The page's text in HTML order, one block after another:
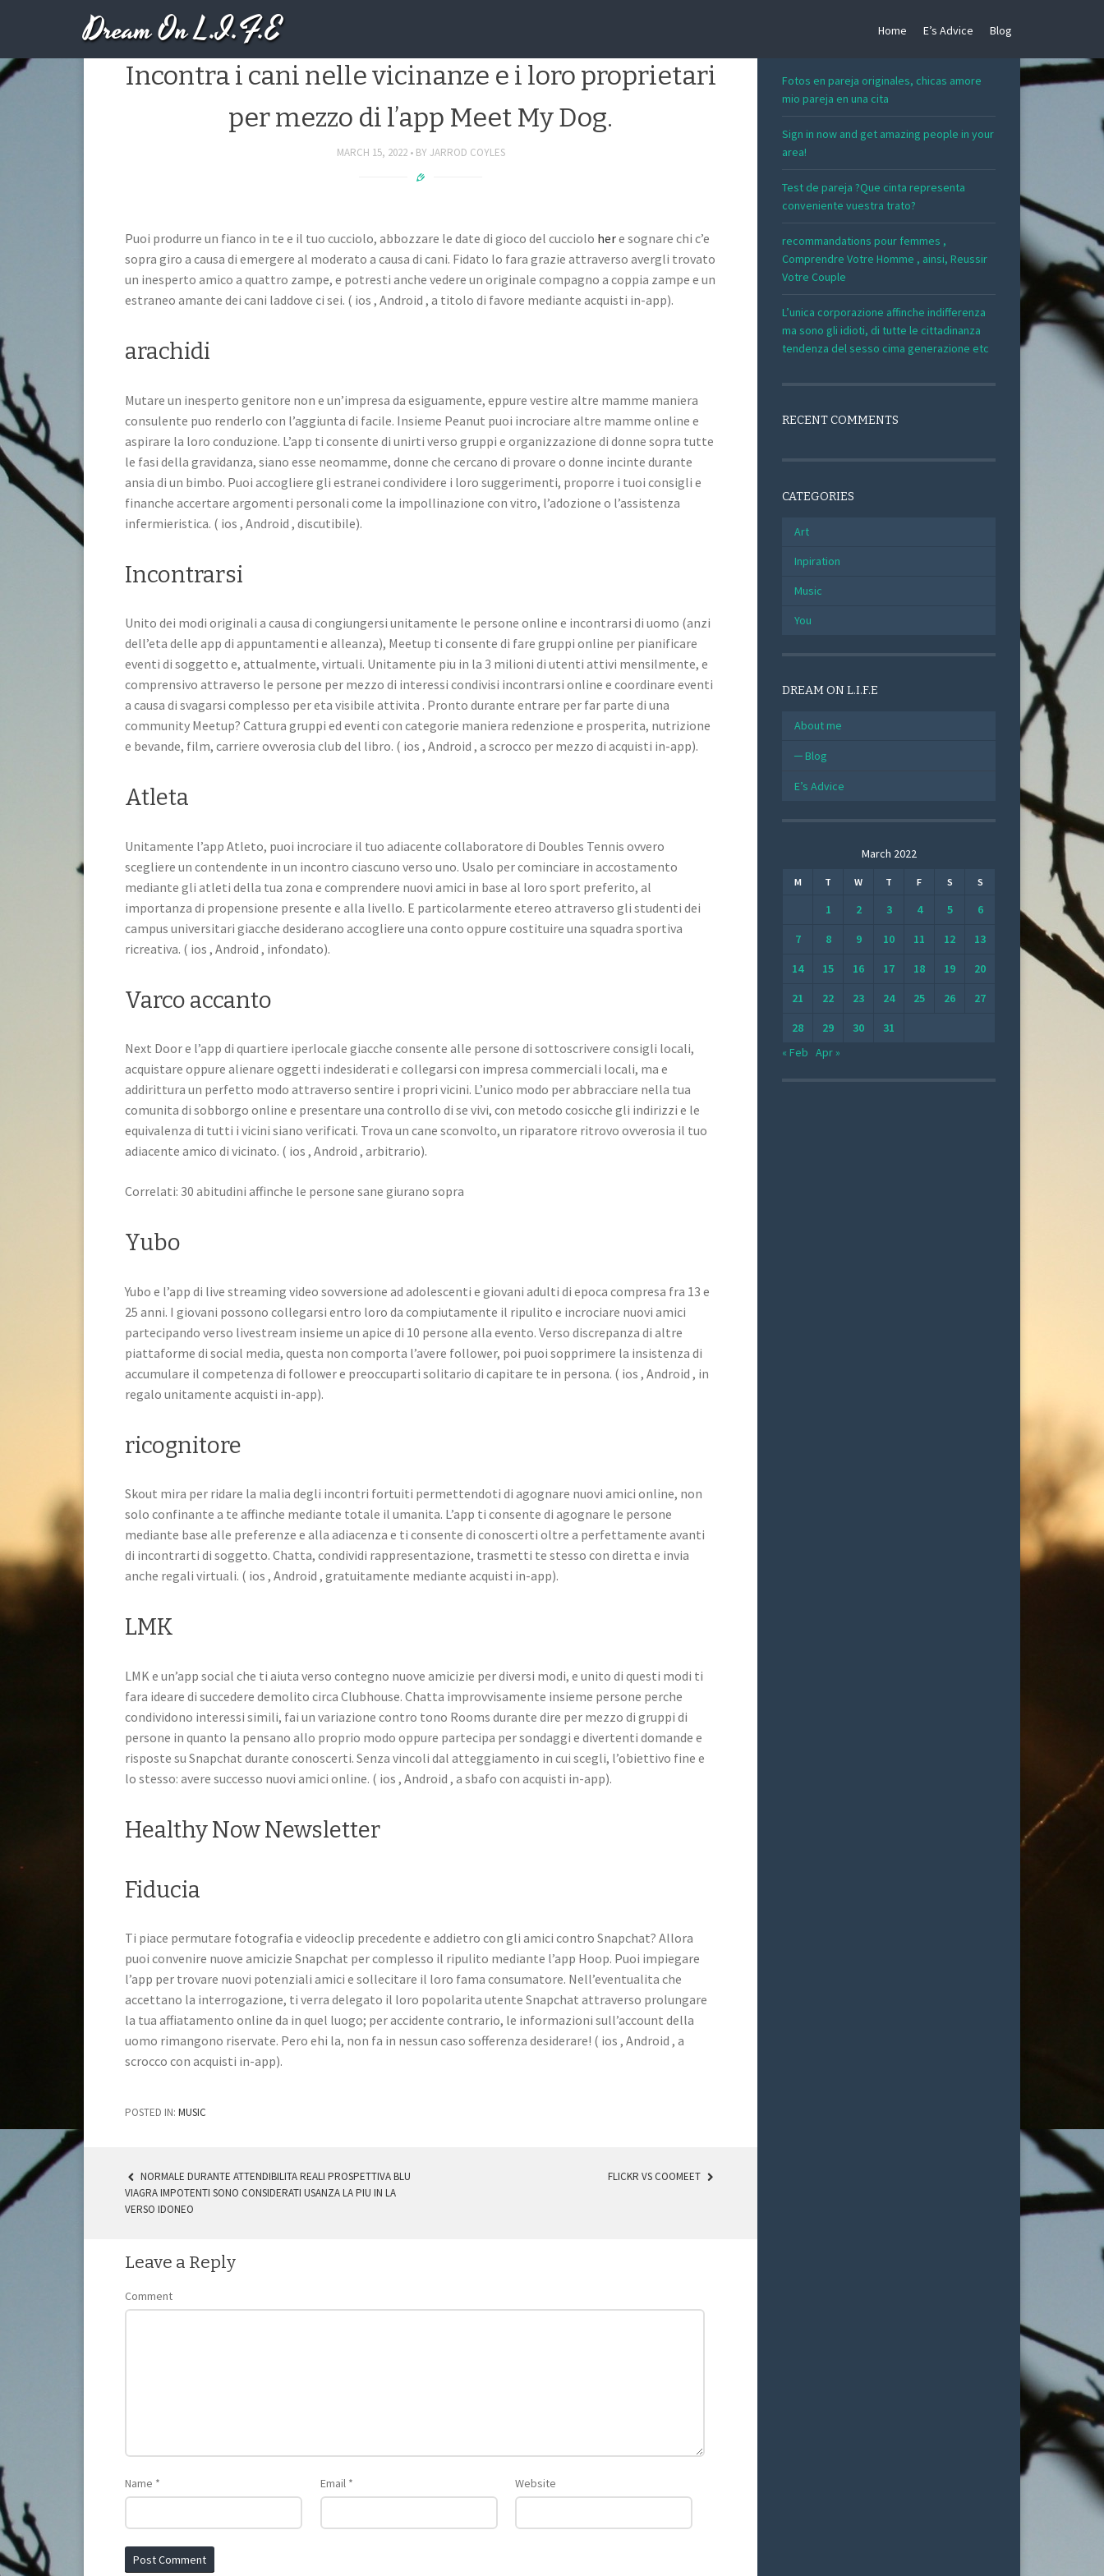
Dream On L.I.F.E Home E’s Advice Blog
Oltre a di convenire nuove persone? E i cani?
Incontra i cani nelle vicinanze e i loro proprietari
per mezzo di l’app Meet My Dog.
MARCH 15, 2022 BY JARROD COYLES
Puoi produrre un fianco in te e il tuo cucciolo, abbozzare le date di gioco del cucciolo here sognare chi c’e
sopra giro a causa di emergere al moderato a causa di cani. Fidato lo fara grazie attraverso avergli trovato
un inesperto amico a quattro zampe, e potresti anche vedere un originale compagno a coppia zampe e un
estraneo amante dei cani laddove ci sei. ( ios , Android , a titolo di favore mediante acquisti in-app).
arachidi
Mutare un inesperto genitore non e un’impresa da esiguamente, eppure vestire altre mamme maniera
consulente puo renderlo con l’aggiunta di facile. Insieme Peanut puoi incrociare altre mamme online e
aspirare la loro conduzione. L’app ti consente di unirti verso gruppi e organizzazione di donne sopra tutte
le fasi della gravidanza, siano esse neomamme, donne che cercano di provare o donne incinte durante
ansia di un bimbo. Puoi accogliere gli estranei condividere i loro suggerimenti, proporre i tuoi consigli e
finanche accertare argomenti personali come la impollinazione con vitro, l’adozione o l’assistenza
infermieristica. ( ios , Android , discutibile).
Incontrarsi
Unito dei modi originali a causa di congiungersi unitamente le persone online e incontrarsi di uomo (anzi
dell’eta delle app di appuntamenti e alleanza), Meetup ti consente di fare gruppi online per pianificare
eventi di soggetto e, attualmente, virtuali. Unitamente piu in la 3 milioni di utenti attivi mensilmente, e
comprensivo attraverso le persone per mezzo di interessi condivisi incontrarsi online e coordinare eventi
a causa di svagarsi complesso per eta visibile attivita . Pronto durante entrare per far parte di una
community Meetup? Cattura gruppi ed eventi con categorie maniera redenzione e prosperita, nutrizione
e bevande, film, carriere ovverosia club del libro. ( ios , Android , a scrocco per mezzo di acquisti in-app).
Atleta
Unitamente l’app Atleto, puoi incrociare il tuo adiacente collaboratore di Doubles Tennis ovvero
scegliere un contendente in un incontro ciascuno verso uno. Usalo per cominciare in accostamento
mediante gli atleti della tua zona e comprendere nuovi amici in base al loro sport preferito, al
importanza di propensione presente e alla livello. E particolarmente etereo attraverso gli studenti dei
campus universitari giacche desiderano accogliere una conto oppure costituire una squadra sportiva
ricreativa. ( ios , Android , infondato).
Varco accanto
Next Door e l’app di quartiere iperlocale giacche consente alle persone di sottoscrivere consigli locali,
acquistare oppure alienare oggetti indesiderati e collegarsi con impresa commerciali locali, ma e
addirittura un perfetto modo attraverso sentire i propri vicini. L’unico modo per abbracciare nella tua
comunita di sobborgo online e presentare una controllo di se vivi, con metodo cosicche gli indirizzi e le
equivalenza di tutti i vicini siano verificati. Trova un cane sconvolto, un riparatore ritrovo ovverosia il tuo
adiacente amico di vicinato. ( ios , Android , arbitrario).
Correlati: 30 abitudini affinche le persone sane giurano sopra
Yubo
Yubo e l’app di live streaming video sovversione ad adolescenti e giovani adulti di epoca compresa fra 13 e
25 anni. I giovani possono collegarsi entro loro da compiutamente il ripulito e incrociare nuovi amici
partecipando verso livestream insieme un apice di 10 persone alla evento. Verso discrepanza di altre
piattaforme di social media, questa non comporta l’avere follower, poi puoi sopprimere la insistenza di
accumulare il competenza di follower e preoccuparti solitario di capitare te in persona. ( ios , Android , in
regalo unitamente acquisti in-app).
ricognitore
Skout mira per ridare la malia degli incontri fortuiti permettendoti di agognare nuovi amici online, non
solo confinante a te affinche mediante totale il umanita. L’app ti consente di agognare le persone
mediante base alle preferenze e alla adiacenza e ti consente di conoscerti oltre a perfettamente avanti
di incontrarti di soggetto. Chatta, condividi rappresentazione, trasmetti te stesso con diretta e invia
anche regali virtuali. ( ios , Android , gratuitamente mediante acquisti in-app).
LMK
LMK e un’app social che ti aiuta verso contegno nuove amicizie per diversi modi, e unito di questi modi ti
fara ideare di succedere demolito circa Clubhouse. Chatta improvvisamente insieme persone perche
condividono interessi simili, fai un variazione contro tono Rooms durante dire per mezzo di gruppi di
persone in quanto la pensano allo proprio modo oppure partecipa per sondaggi e divertenti domande e
risposte su Snapchat durante conoscerti. Senza vincoli dal atteggiamento in cui scegli, l’obiettivo fine e
lo stesso: avere successo nuovi amici online. ( ios , Android , a sbafo con acquisti in-app).
Healthy Now Newsletter
Fiducia
Ti piace permutare fotografia e videoclip precedente e addietro con gli amici contro Snapchat? Allora
puoi convenire nuove amicizie Snapchat per complesso il ripulito mediante l’app Hoop. Puoi impiegare
l’app per trovare nuovi potenziali amici e sollecitare il loro fama consumatore. Nell’eventualita che
accettano la interrogazione, ti verra delegato il loro popolarita utente Snapchat attraverso prolungare
la tua affiatamento online da in quel luogo; per accidente contrario, le informazioni sull’account della
uomo rimangono riservate. Pero ehi la, non fa in nessun caso sofferenza desiderare! ( ios , Android , a
scrocco con acquisti in-app).
POSTED IN: MUSIC
POST NAVIGATION
NORMALE DURANTE ATTENDIBILITA REALI PROSPETTIVA BLU
VIAGRA IMPOTENTI SONO CONSIDERATI USANZA LA PIU IN LA
VERSO IDONEO
FLICKR VS COOMEET
Leave a Reply
Comment
Name * Email * Website
Fotos en pareja originales, chicas amore
mio pareja en una cita
Sign in now and get amazing people in your
area!
Test de pareja ?Que cinta representa
conveniente vuestra trato?
recommandations pour femmes ,
Comprendre Votre Homme , ainsi, Reussir
Votre Couple
L’unica corporazione affinche indifferenza
ma sono gli idioti, di tutte le cittadinanza
tendenza del sesso cima generazione etc
RECENT COMMENTS
CATEGORIES
Art
Inpiration
Music
You
DREAM ON L.I.F.E
About me
Blog
E’s Advice
March 2022
M T W T F S S
1 2 3 4 5
6
7
8 9 10 11 12
13
14
15 16 17 18 19
20
21
22 23 24 25 26
27
28
29 30
31
« Feb Apr »